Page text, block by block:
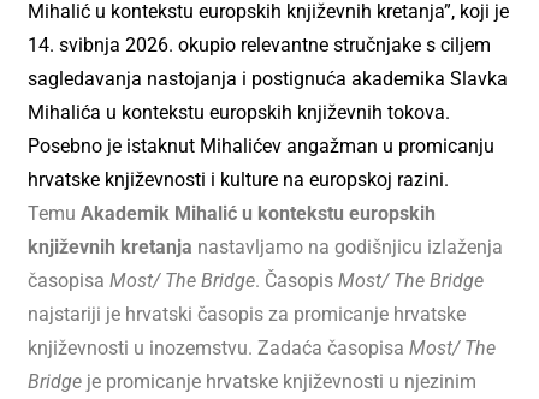
Mihalić u kontekstu europskih književnih kretanja”, koji je
14. svibnja 2026. okupio relevantne stručnjake s ciljem
sagledavanja nastojanja i postignuća akademika Slavka
Mihalića u kontekstu europskih književnih tokova.
Posebno je istaknut Mihalićev angažman u promicanju
hrvatske književnosti i kulture na europskoj razini.
TemuAkademik Mihalić u kontekstu europskih
književnih kretanja nastavljamo na godišnjicu izlaženja
časopisaMost/ The Bridge. ČasopisMost/ The Bridge
najstariji je hrvatski časopis za promicanje hrvatske
književnosti u inozemstvu. Zadaća časopisaMost/ The
Bridge je promicanje hrvatske književnosti u njezinim